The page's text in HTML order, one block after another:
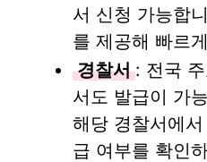
서 신청 가능합
를 제공해 빠르
경찰서 : 전국
서도 발급이 가
해당 경찰서에
급 여부를 확인